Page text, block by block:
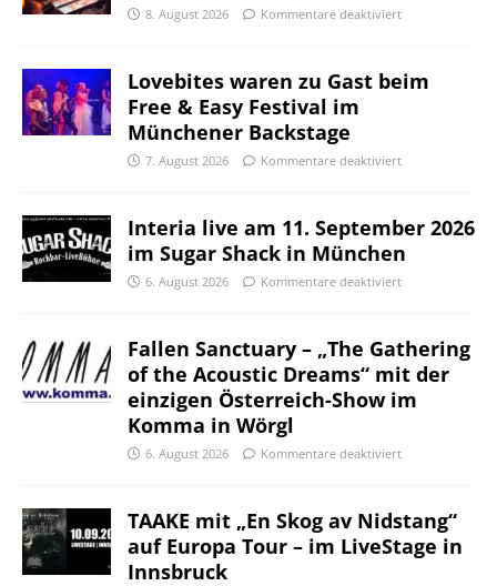
8. August 2026 Kommentare deaktiviert
Lovebites waren zu Gast beim
Free & Easy Festival im
Münchener Backstage
7. August 2026 Kommentare deaktiviert
Interia live am 11. September 2026
im Sugar Shack in München
6. August 2026 Kommentare deaktiviert
Fallen Sanctuary – „The Gathering
of the Acoustic Dreams“ mit der
einzigen Österreich-Show im
Komma in Wörgl
6. August 2026 Kommentare deaktiviert
TAAKE mit „En Skog av Nidstang“
auf Europa Tour – im LiveStage in
Innsbruck